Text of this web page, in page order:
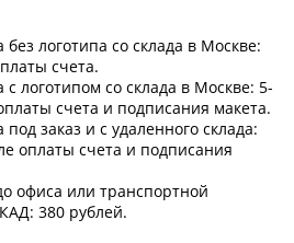
без логотипа со склада в Москве:
счета.
с логотипом со склада в Москве: 5-
счета и подписания макета.
заказ и с удаленного склада:
оплаты счета и подписания
офиса или транспортной
380 рублей.